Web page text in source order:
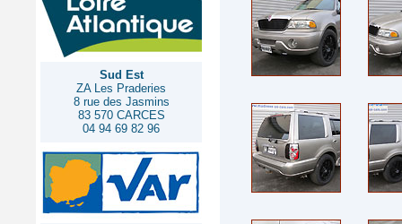
Sud Est
ZA Les Praderies
8 rue des Jasmins
83 570 CARCES
04 94 69 82 96